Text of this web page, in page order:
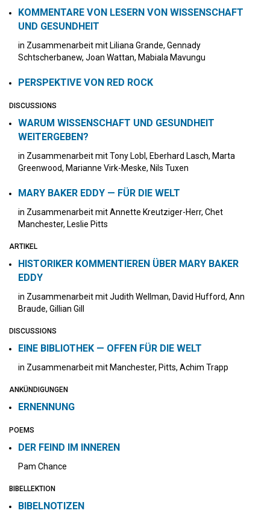
KOMMENTARE VON LESERN VON WISSENSCHAFT
UND GESUNDHEIT
in Zusammenarbeit mit Liliana Grande, Gennady
Schtscherbanew, Joan Wattan, Mabiala Mavungu
PERSPEKTIVE VON RED ROCK
DISCUSSIONS
WARUM WISSENSCHAFT UND GESUNDHEIT
WEITERGEBEN?
in Zusammenarbeit mit Tony Lobl, Eberhard Lasch, Marta
Greenwood, Marianne Virk-Meske, Nils Tuxen
MARY BAKER EDDY — FÜR DIE WELT
in Zusammenarbeit mit Annette Kreutziger-Herr, Chet
Manchester, Leslie Pitts
ARTIKEL
HISTORIKER KOMMENTIEREN ÜBER MARY BAKER
EDDY
in Zusammenarbeit mit Judith Wellman, David Hufford, Ann
Braude, Gillian Gill
DISCUSSIONS
EINE BIBLIOTHEK — OFFEN FÜR DIE WELT
in Zusammenarbeit mit Manchester, Pitts, Achim Trapp
ANKÜNDIGUNGEN
ERNENNUNG
POEMS
DER FEIND IM INNEREN
Pam Chance
BIBELLEKTION
BIBELNOTIZEN